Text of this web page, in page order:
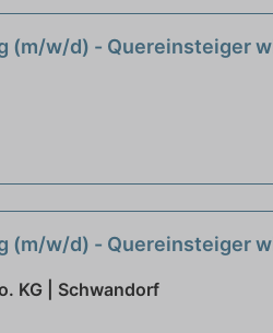
(m/w/d) - Quereinsteiger
(m/w/d) - Quereinsteiger
KG | Schwandorf